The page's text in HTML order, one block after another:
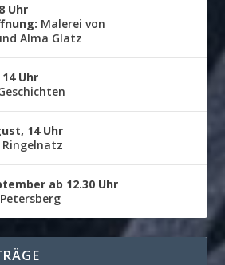
Uhr
Malerei von
Alma Glatz
Uhr
14 Uhr
Ringelnatz
ab 12.30 Uhr